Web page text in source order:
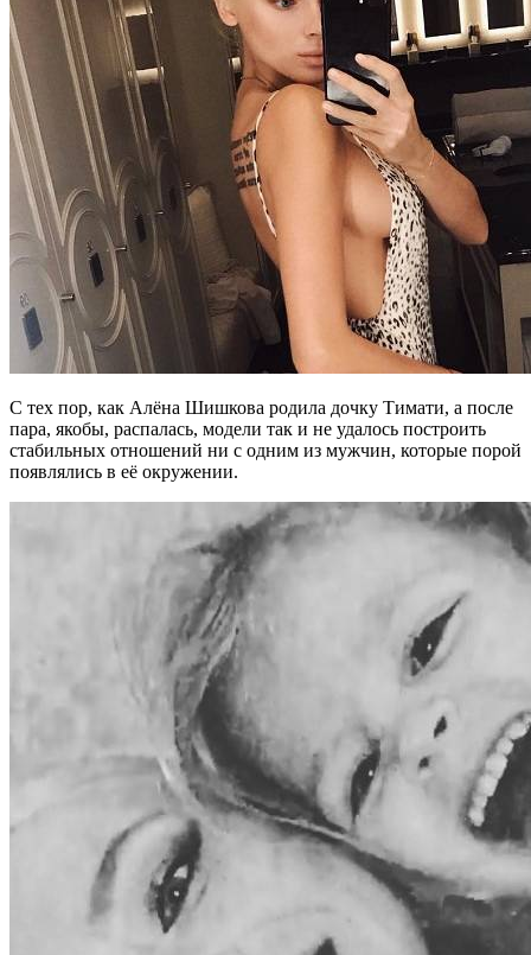
С тех пор, как Алёна Шишкова родила дочку Тимати, а после
пара, якобы, распалась, модели так и не удалось построить
стабильных отношений ни с одним из мужчин, которые порой
появлялись в её окружении.